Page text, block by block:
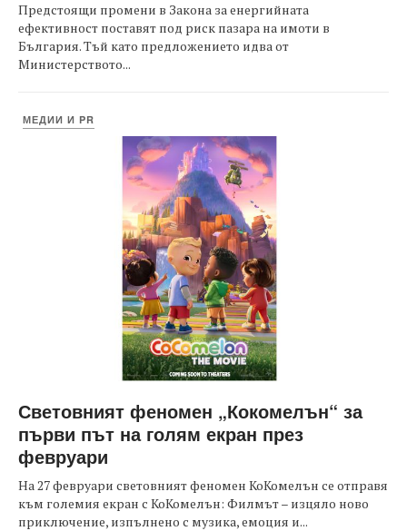
Предстоящи промени в Закона за енергийната
ефективност поставят под риск пазара на имоти в
България. Тъй като предложението идва от
Министерството...
МЕДИИ И PR
Световният феномен „Кокомелън“ за
първи път на голям екран през
февруари
На 27 февруари световният феномен КоКомелън се отправя
към големия екран с КоКомелън: Филмът – изцяло ново
приключение, изпълнено с музика, емоция и...